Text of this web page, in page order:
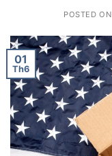
POSTED ON
01
Th6